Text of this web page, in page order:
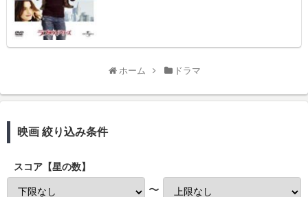
ホーム ドラマ
映画 絞り込み条件
スコア【星の数】
〜